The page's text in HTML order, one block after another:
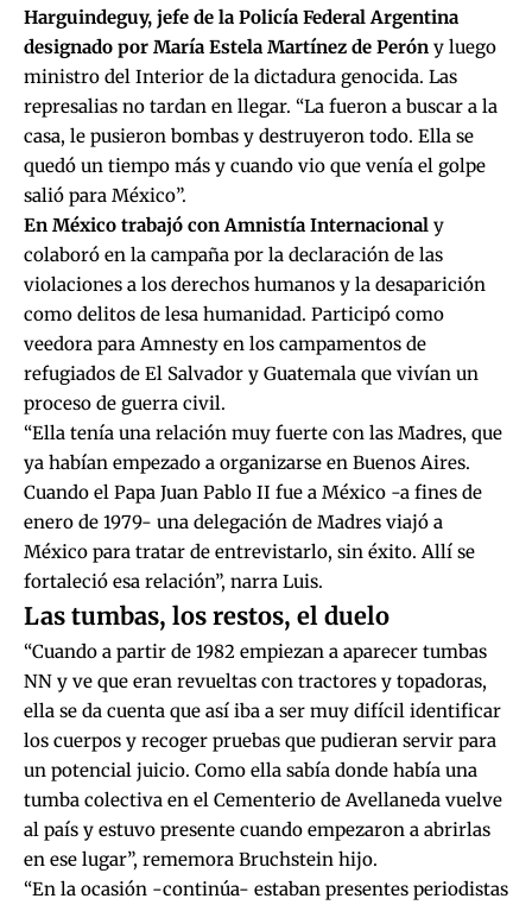
Harguindeguy, jefe de la Policía Federal Argentina
designado por María Estela Martínez de Perón y luego
ministro del Interior de la dictadura genocida. Las
represalias no tardan en llegar. “La fueron a buscar a la
casa, le pusieron bombas y destruyeron todo. Ella se
quedó un tiempo más y cuando vio que venía el golpe
salió para México”.
En México trabajó con Amnistía Internacional y
colaboró en la campaña por la declaración de las
violaciones a los derechos humanos y la desaparición
como delitos de lesa humanidad. Participó como
veedora para Amnesty en los campamentos de
refugiados de El Salvador y Guatemala que vivían un
proceso de guerra civil.
“Ella tenía una relación muy fuerte con las Madres, que
ya habían empezado a organizarse en Buenos Aires.
Cuando el Papa Juan Pablo II fue a México -a fines de
enero de 1979- una delegación de Madres viajó a
México para tratar de entrevistarlo, sin éxito. Allí se
fortaleció esa relación”, narra Luis.
Las tumbas, los restos, el duelo
“Cuando a partir de 1982 empiezan a aparecer tumbas
NN y ve que eran revueltas con tractores y topadoras,
ella se da cuenta que así iba a ser muy difícil identificar
los cuerpos y recoger pruebas que pudieran servir para
un potencial juicio. Como ella sabía donde había una
tumba colectiva en el Cementerio de Avellaneda vuelve
al país y estuvo presente cuando empezaron a abrirlas
en ese lugar”, rememora Bruchstein hijo.
“En la ocasión -continúa- estaban presentes periodistas